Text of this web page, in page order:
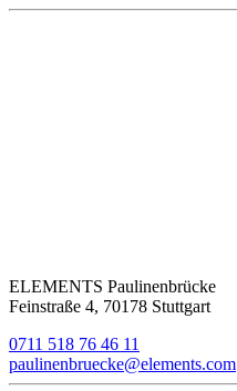
ELEMENTS Paulinenbrücke
Feinstraße 4, 70178 Stuttgart
0711 518 76 46 11
paulinenbruecke@elements.com